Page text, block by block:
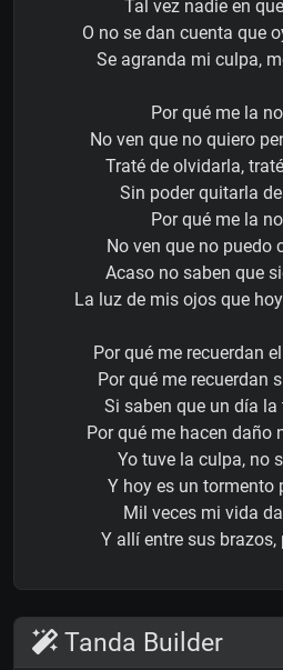
Tal vez nadie en
O no se dan cuenta que
Se agranda mi culpa,
Por qué me la
No ven que no quiero
Traté de olvidarla,
Sin poder quitarla
Por qué me la
No ven que no puedo
Acaso no saben que
La luz de mis ojos que
Por qué me recuerdan
Por qué me recuerdan
Si saben que un día
Por qué me hacen daño
Yo tuve la culpa, no
Y hoy es un tormento
Mil veces mi vida
Y allí entre sus brazos,
Tanda Builder